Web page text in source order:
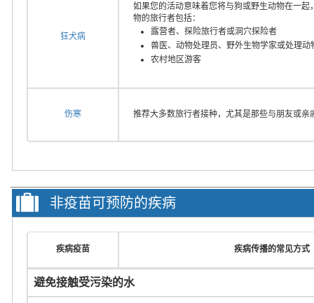
狂犬病
如果您的活动意味着您将与狗或野生动物在一
物的旅行者包括：
露营者、探险旅行者或洞穴探险者
兽医、动物处理员、野外生物学家或处理
农村地区游客
伤寒 推荐大多数旅行者接种，尤其是那些与朋友或
非疫苗可预防的疾病
疾病疫苗 疾病传播的常见方式
避免接触受污染的水